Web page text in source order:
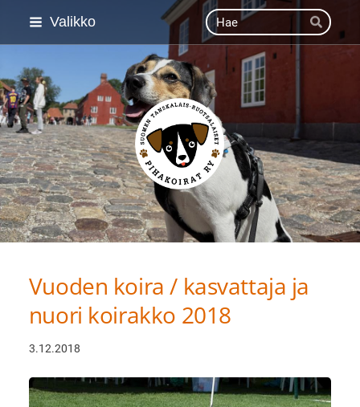
Siirry
Valikko Haku
Hae
Suomen Tanskalais-
Vuoden koira / kasvattaja ja
nuori koirakko 2018
3.12.2018